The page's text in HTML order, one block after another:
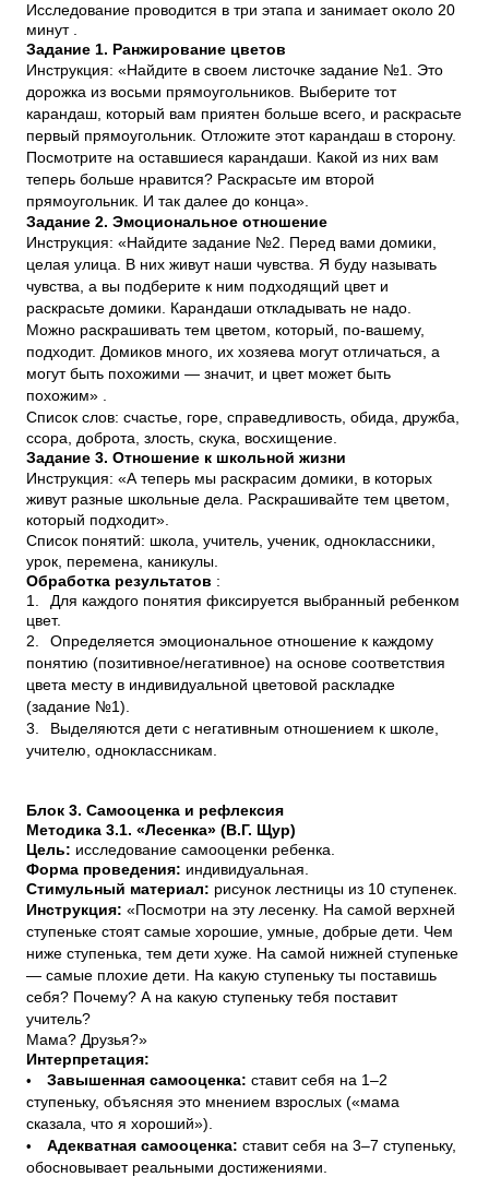
Исследование проводится в три этапа и занимает около 20
минут .
Задание 1. Ранжирование цветов
Инструкция: «Найдите в своем листочке задание №1. Это
дорожка из восьми прямоугольников. Выберите тот
карандаш, который вам приятен больше всего, и раскрасьте
первый прямоугольник. Отложите этот карандаш в сторону.
Посмотрите на оставшиеся карандаши. Какой из них вам
теперь больше нравится? Раскрасьте им второй
прямоугольник. И так далее до конца».
Задание 2. Эмоциональное отношение
Инструкция: «Найдите задание №2. Перед вами домики,
целая улица. В них живут наши чувства. Я буду называть
чувства, а вы подберите к ним подходящий цвет и
раскрасьте домики. Карандаши откладывать не надо.
Можно раскрашивать тем цветом, который, по-вашему,
подходит. Домиков много, их хозяева могут отличаться, а
могут быть похожими — значит, и цвет может быть
похожим» .
Список слов: счастье, горе, справедливость, обида, дружба,
ссора, доброта, злость, скука, восхищение.
Задание 3. Отношение к школьной жизни
Инструкция: «А теперь мы раскрасим домики, в которых
живут разные школьные дела. Раскрашивайте тем цветом,
который подходит».
Список понятий: школа, учитель, ученик, одноклассники,
урок, перемена, каникулы.
Обработка результатов :
1.
Для каждого понятия фиксируется выбранный ребенком
цвет.
2.
Определяется эмоциональное отношение к каждому
понятию (позитивное/негативное) на основе соответствия
цвета месту в индивидуальной цветовой раскладке
(задание №1).
3.
Выделяются дети с негативным отношением к школе,
учителю, одноклассникам.
Блок 3. Самооценка и рефлексия
Методика 3.1. «Лесенка» (В.Г. Щур)
Цель: исследование самооценки ребенка.
Форма проведения: индивидуальная.
Стимульный материал: рисунок лестницы из 10 ступенек.
Инструкция: «Посмотри на эту лесенку. На самой верхней
ступеньке стоят самые хорошие, умные, добрые дети. Чем
ниже ступенька, тем дети хуже. На самой нижней ступеньке
— самые плохие дети. На какую ступеньку ты поставишь
себя? Почему? А на какую ступеньку тебя поставит
учитель?
Мама? Друзья?»
Интерпретация:
•
Завышенная самооценка: ставит себя на 1–2
ступеньку, объясняя это мнением взрослых («мама
сказала, что я хороший»).
•
Адекватная самооценка: ставит себя на 3–7 ступеньку,
обосновывает реальными достижениями.